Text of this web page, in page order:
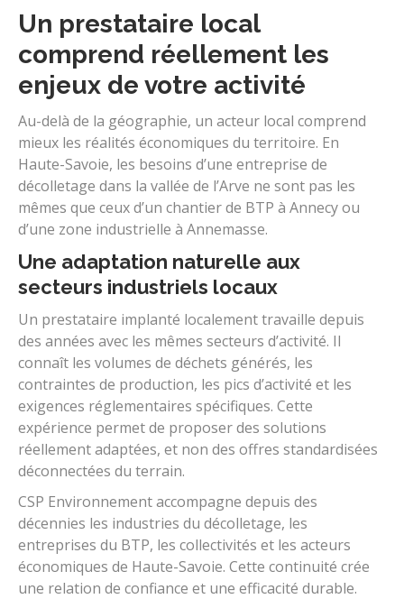
Un prestataire local
comprend réellement les
enjeux de votre activité
Au-delà de la géographie, un acteur local comprend
mieux les réalités économiques du territoire. En
Haute-Savoie, les besoins d’une entreprise de
décolletage dans la vallée de l’Arve ne sont pas les
mêmes que ceux d’un chantier de BTP à Annecy ou
d’une zone industrielle à Annemasse.
Une adaptation naturelle aux
secteurs industriels locaux
Un prestataire implanté localement travaille depuis
des années avec les mêmes secteurs d’activité. Il
connaît les volumes de déchets générés, les
contraintes de production, les pics d’activité et les
exigences réglementaires spécifiques. Cette
expérience permet de proposer des solutions
réellement adaptées, et non des offres standardisées
déconnectées du terrain.
CSP Environnement accompagne depuis des
décennies les industries du décolletage, les
entreprises du BTP, les collectivités et les acteurs
économiques de Haute-Savoie. Cette continuité crée
une relation de confiance et une efficacité durable.